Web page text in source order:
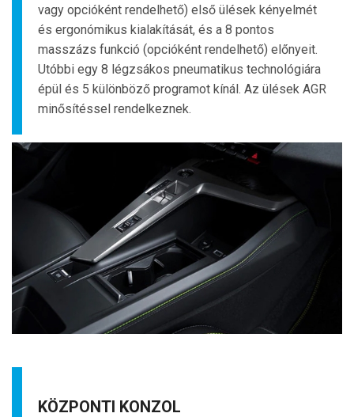
vagy opcióként rendelhető) első ülések kényelmét
és ergonómikus kialakítását, és a 8 pontos
masszázs funkció (opcióként rendelhető) előnyeit.
Utóbbi egy 8 légzsákos pneumatikus technológiára
épül és 5 különböző programot kínál. Az ülések AGR
minősítéssel rendelkeznek.
KÖZPONTI KONZOL